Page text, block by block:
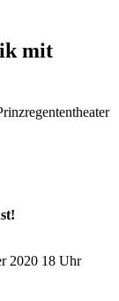
mit
2020 18 Uhr